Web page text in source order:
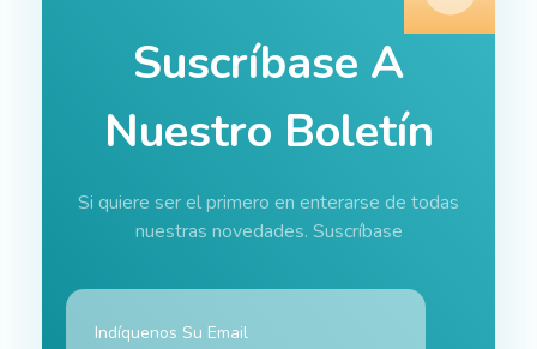
Suscríbase A
Nuestro Boletín
Si quiere ser el primero en enterarse de todas
nuestras novedades. Suscríbase